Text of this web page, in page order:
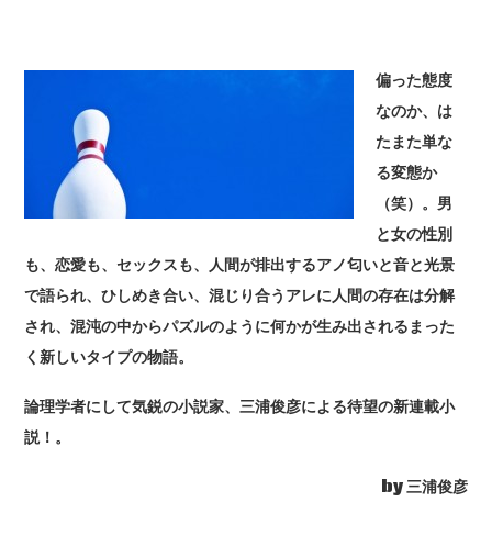
偏った態度
なのか、は
たまた単な
る変態か
（笑）。男
と女の性別
も、恋愛も、セックスも、人間が排出するアノ匂いと音と光景
で語られ、ひしめき合い、混じり合うアレに人間の存在は分解
され、混沌の中からパズルのように何かが生み出されるまった
く新しいタイプの物語。
論理学者にして気鋭の小説家、三浦俊彦による待望の新連載小
説！。
by 三浦俊彦